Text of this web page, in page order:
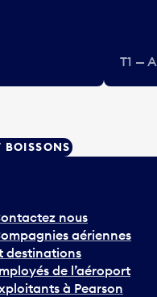
T1 —
BOISSONS
nous
aériennes
destinations
de l’aéroport
à Pearson